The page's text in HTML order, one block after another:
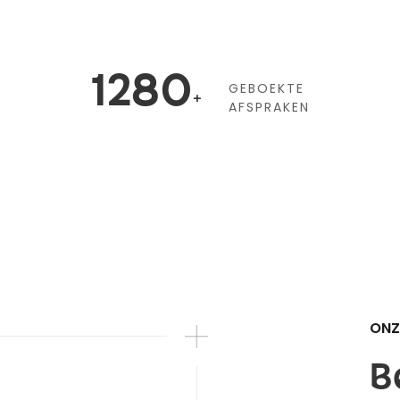
1280+
GEBOEKTE
AFSPRAKEN